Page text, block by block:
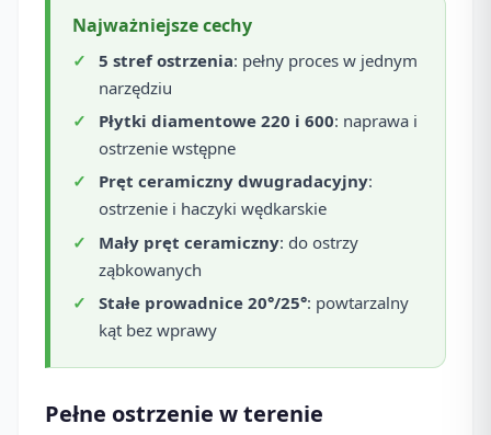
Najważniejsze cechy
5 stref ostrzenia: pełny proces w jednym
narzędziu
Płytki diamentowe 220 i 600: naprawa i
ostrzenie wstępne
Pręt ceramiczny dwugradacyjny:
ostrzenie i haczyki wędkarskie
Mały pręt ceramiczny: do ostrzy
ząbkowanych
Stałe prowadnice 20°/25°: powtarzalny
kąt bez wprawy
Pełne ostrzenie w terenie